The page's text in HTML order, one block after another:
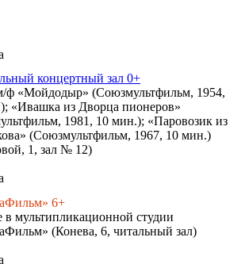
концертный зал 0+
ф «Мойдодыр» (Союзмультфильм, 1954,
«Ивашка из Дворца пионеров»
1981, 10 мин.); «Паровозик из
(Союзмультфильм, 1967, 10 мин.)
1, зал № 12)
6+
в мультипликационной студии
(Конева, 6, читальный зал)